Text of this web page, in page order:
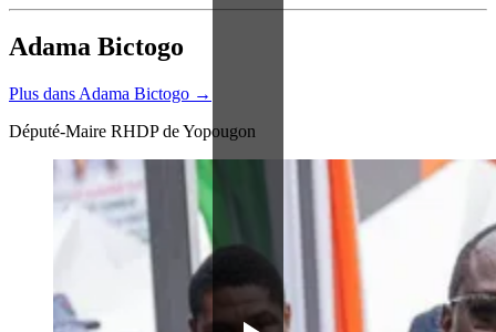
Adama Bictogo
Plus dans Adama Bictogo →
Député-Maire RHDP de Yopougon